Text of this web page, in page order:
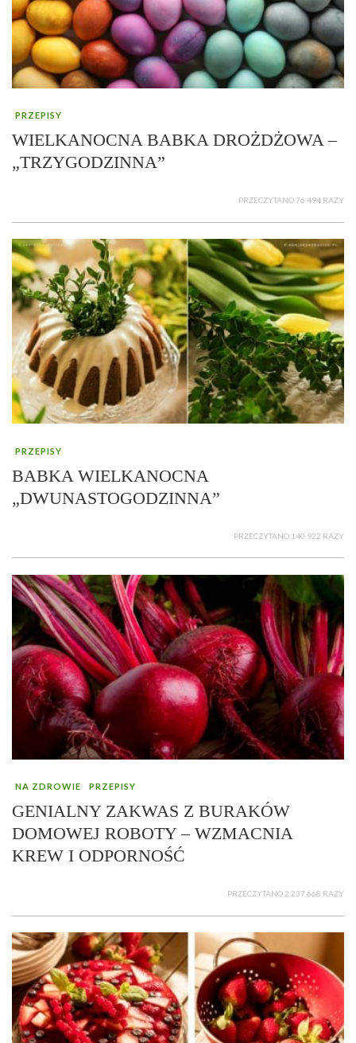
PRZEPISY
WIELKANOCNA BABKA DROŻDŻOWA –
„TRZYGODZINNA”
PRZECZYTANO 76 494 RAZY
PRZEPISY
BABKA WIELKANOCNA
„DWUNASTOGODZINNA”
PRZECZYTANO 140 922 RAZY
NA ZDROWIE PRZEPISY
GENIALNY ZAKWAS Z BURAKÓW
DOMOWEJ ROBOTY – WZMACNIA
KREW I ODPORNOŚĆ
PRZECZYTANO 2 237 668 RAZY